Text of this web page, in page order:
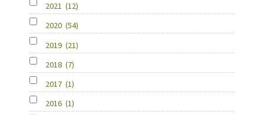
2021 (12)
2020 (54)
2019 (21)
2018 (7)
2017 (1)
2016 (1)